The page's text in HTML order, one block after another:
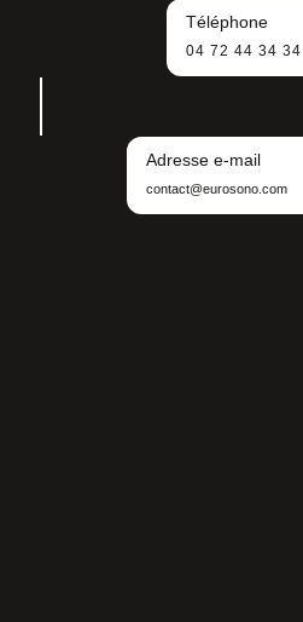
Téléphone
04 72 44 34 34
Adresse e-mail
contact@eurosono.com